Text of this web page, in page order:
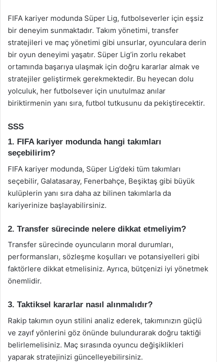
FIFA kariyer modunda Süper Lig, futbolseverler için eşsiz
bir deneyim sunmaktadır. Takım yönetimi, transfer
stratejileri ve maç yönetimi gibi unsurlar, oyunculara derin
bir oyun deneyimi yaşatır. Süper Lig’in zorlu rekabet
ortamında başarıya ulaşmak için doğru kararlar almak ve
stratejiler geliştirmek gerekmektedir. Bu heyecan dolu
yolculuk, her futbolsever için unutulmaz anılar
biriktirmenin yanı sıra, futbol tutkusunu da pekiştirecektir.
SSS
1. FIFA kariyer modunda hangi takımları
seçebilirim?
FIFA kariyer modunda, Süper Lig’deki tüm takımları
seçebilir, Galatasaray, Fenerbahçe, Beşiktaş gibi büyük
kulüplerin yanı sıra daha az bilinen takımlarla da
kariyerinize başlayabilirsiniz.
2. Transfer sürecinde nelere dikkat etmeliyim?
Transfer sürecinde oyuncuların moral durumları,
performansları, sözleşme koşulları ve potansiyelleri gibi
faktörlere dikkat etmelisiniz. Ayrıca, bütçenizi iyi yönetmek
önemlidir.
3. Taktiksel kararlar nasıl alınmalıdır?
Rakip takımın oyun stilini analiz ederek, takımınızın güçlü
ve zayıf yönlerini göz önünde bulundurarak doğru taktiği
belirlemelisiniz. Maç sırasında oyuncu değişiklikleri
yaparak stratejinizi güncelleyebilirsiniz.